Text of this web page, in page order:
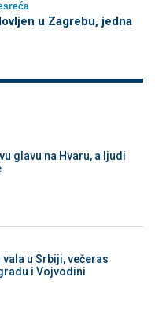
u Zagrebu, jedna
glavu na Hvaru, a ljudi
u Srbiji, večeras
i Vojvodini